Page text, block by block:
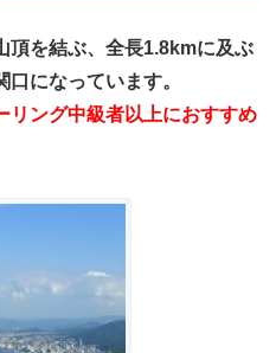
頂を結ぶ、全長1.8kmに及ぶ
になっています。
リング中級者以上におすすめ